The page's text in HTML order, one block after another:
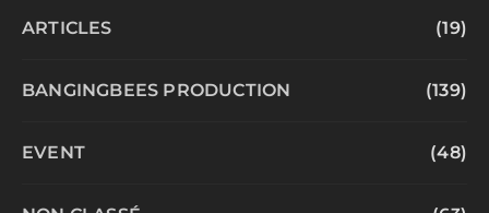
ARTICLES (19)
BANGINGBEES PRODUCTION (139)
EVENT (48)